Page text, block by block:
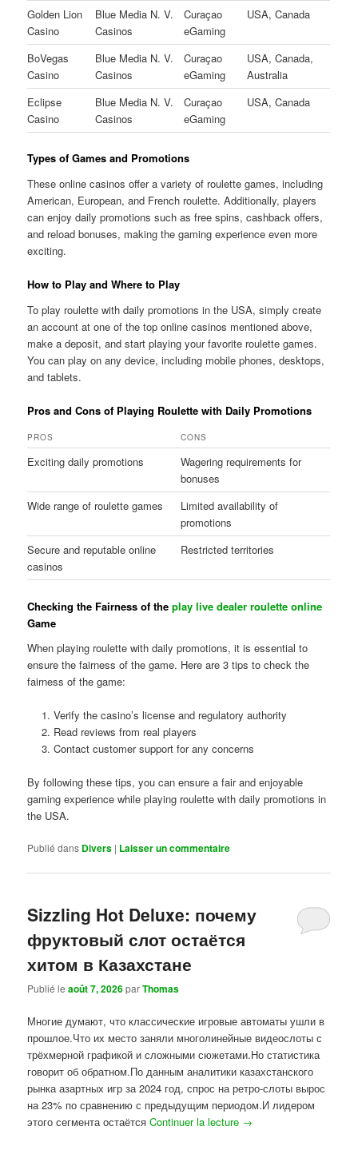
Golden Lion
Casino
Blue Media N. V.
Casinos
Curaçao
eGaming
USA, Canada
BoVegas
Casino
Blue Media N. V.
Casinos
Curaçao
eGaming
USA, Canada,
Australia
Eclipse
Casino
Blue Media N. V.
Casinos
Curaçao
eGaming
USA, Canada
Types of Games and Promotions
These online casinos offer a variety of roulette games, including
American, European, and French roulette. Additionally, players
can enjoy daily promotions such as free spins, cashback offers,
and reload bonuses, making the gaming experience even more
exciting.
How to Play and Where to Play
To play roulette with daily promotions in the USA, simply create
an account at one of the top online casinos mentioned above,
make a deposit, and start playing your favorite roulette games.
You can play on any device, including mobile phones, desktops,
and tablets.
Pros and Cons of Playing Roulette with Daily Promotions
PROS CONS
Exciting daily promotions
Wagering requirements for
bonuses
Wide range of roulette games
Limited availability of
promotions
Secure and reputable online
casinos
Restricted territories
Checking the Fairness of theplay live dealer roulette online
Game
When playing roulette with daily promotions, it is essential to
ensure the fairness of the game. Here are 3 tips to check the
fairness of the game:
Verify the casino’s license and regulatory authority
Read reviews from real players
Contact customer support for any concerns
By following these tips, you can ensure a fair and enjoyable
gaming experience while playing roulette with daily promotions in
the USA.
Publié dans Divers | Laisser un commentaire
Sizzling Hot Deluxe: почему
фруктовый слот остаётся
хитом в Казахстане
Publié leaoût 7, 2026parThomas
Многие думают, что классические игровые автоматы ушли в
прошлое.Что их место заняли многолинейные видеослоты с
трёхмерной графикой и сложными сюжетами.Но статистика
говорит об обратном.По данным аналитики казахстанского
рынка азартных игр за 2024 год, спрос на ретро-слоты вырос
на 23% по сравнению с предыдущим периодом.И лидером
этого сегмента остаётсяContinuer la lecture →